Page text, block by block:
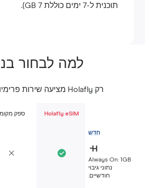
תוכנית ל-7 ימים כוללת 7 GB).
למה לבחור בנו?
Holafly eSIM ספק מקומי
Always On:
נתוני גיבוי
חודשיים.